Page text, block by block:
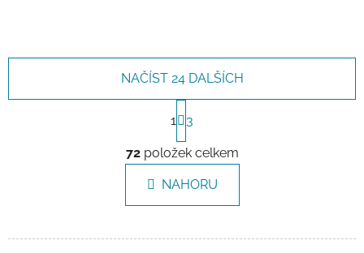
Ovládací prvky výpisu
NAČÍST 24 DALŠÍCH
Stránkování
1 3
72položek celkem
NAHORU